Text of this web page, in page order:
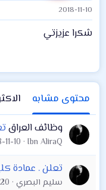
2018-11-10
شكرا عزيزتي
محتوى مشابه
وظائف العراق
Ibn AliraQ
11-10
سليم البصري